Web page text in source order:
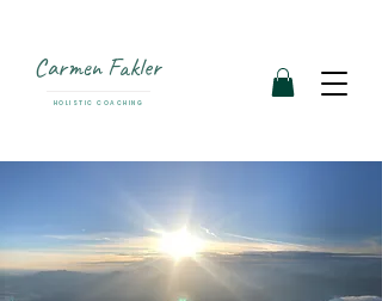
Carmen Fakler
HOLISTIC COACHING